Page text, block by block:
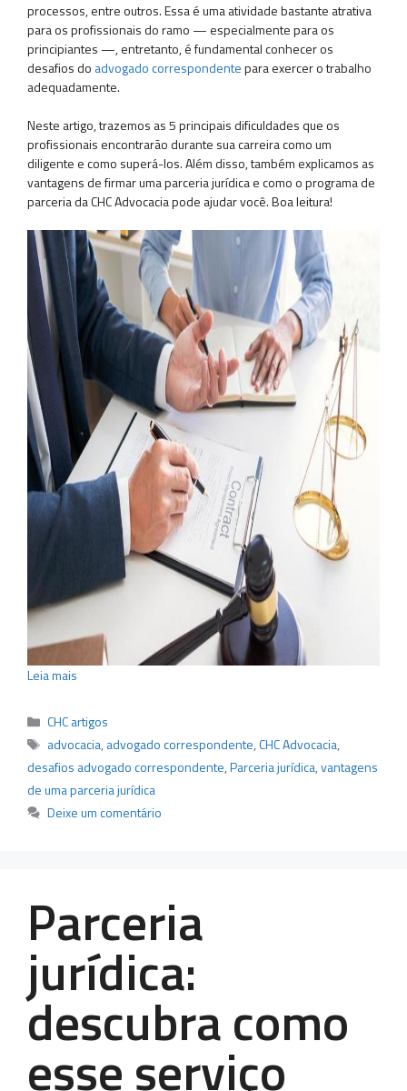
processos, entre outros. Essa é uma atividade bastante atrativa
para os profissionais do ramo — especialmente para os
principiantes —, entretanto, é fundamental conhecer os
desafios do advogado correspondentepara exercer o trabalho
adequadamente.
Neste artigo, trazemos as 5 principais dificuldades que os
profissionais encontrarão durante sua carreira como um
diligente e como superá-los. Além disso, também explicamos as
vantagens de firmar uma parceria jurídica e como o programa de
parceria da CHC Advocacia pode ajudar você. Boa leitura!
Leia mais
Categorias
CHC artigos
Tags
advocacia, advogado correspondente,CHC Advocacia,
desafios advogado correspondente,Parceria jurídica,vantagens
de uma parceria jurídica
Deixe um comentário
Parceria
jurídica:
descubra como
esse serviço